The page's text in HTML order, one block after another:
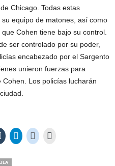
Chicago. Todas estas
equipo de matones, así como
Cohen tiene bajo su control.
ser controlado por su poder,
encabezado por el Sargento
unieron fuerzas para
Los policías lucharán